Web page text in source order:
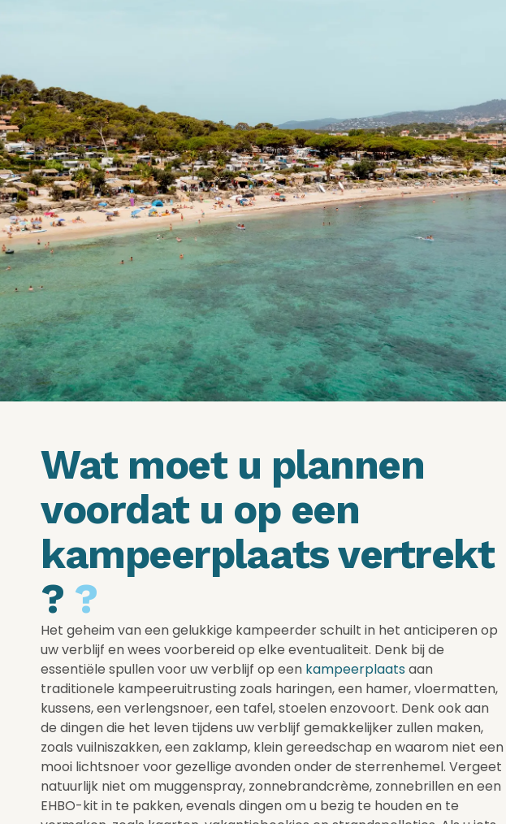
Wat moet u plannen
voordat u op een
kampeerplaats vertrekt
? ?
Het geheim van een gelukkige kampeerder schuilt in het anticiperen op
uw verblijf en wees voorbereid op elke eventualiteit. Denk bij de
essentiële spullen voor uw verblijf op een kampeerplaatsaan
traditionele kampeeruitrusting zoals haringen, een hamer, vloermatten,
kussens, een verlengsnoer, een tafel, stoelen enzovoort. Denk ook aan
de dingen die het leven tijdens uw verblijf gemakkelijker zullen maken,
zoals vuilniszakken, een zaklamp, klein gereedschap en waarom niet een
mooi lichtsnoer voor gezellige avonden onder de sterrenhemel. Vergeet
natuurlijk niet om muggenspray, zonnebrandcrème, zonnebrillen en een
EHBO-kit in te pakken, evenals dingen om u bezig te houden en te